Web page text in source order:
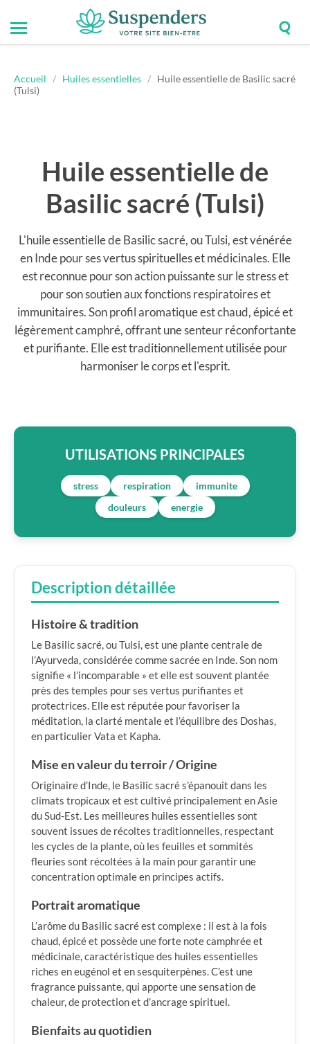
Suspenders
Toggle
mobile
Accueil / Huiles essentielles / Huile essentielle de Basilic sacré
(Tulsi)
Huile essentielle de
Basilic sacré (Tulsi)
L'huile essentielle de Basilic sacré, ou Tulsi, est vénérée
en Inde pour ses vertus spirituelles et médicinales. Elle
est reconnue pour son action puissante sur le stress et
pour son soutien aux fonctions respiratoires et
immunitaires. Son profil aromatique est chaud, épicé et
légèrement camphré, offrant une senteur réconfortante
et purifiante. Elle est traditionnellement utilisée pour
harmoniser le corps et l'esprit.
UTILISATIONS PRINCIPALES
stress respiration
immunite
douleurs
energie
Description détaillée
Histoire & tradition
Le Basilic sacré, ou Tulsi, est une plante centrale de
l’Ayurveda, considérée comme sacrée en Inde. Son nom
signifie « l’incomparable » et elle est souvent plantée
près des temples pour ses vertus purifiantes et
protectrices. Elle est réputée pour favoriser la
méditation, la clarté mentale et l’équilibre des Doshas,
en particulier Vata et Kapha.
Mise en valeur du terroir / Origine
Originaire d’Inde, le Basilic sacré s’épanouit dans les
climats tropicaux et est cultivé principalement en Asie
du Sud-Est. Les meilleures huiles essentielles sont
souvent issues de récoltes traditionnelles, respectant
les cycles de la plante, où les feuilles et sommités
fleuries sont récoltées à la main pour garantir une
concentration optimale en principes actifs.
Portrait aromatique
L’arôme du Basilic sacré est complexe : il est à la fois
chaud, épicé et possède une forte note camphrée et
médicinale, caractéristique des huiles essentielles
riches en eugénol et en sesquiterpènes. C’est une
fragrance puissante, qui apporte une sensation de
chaleur, de protection et d’ancrage spirituel.
Bienfaits au quotidien